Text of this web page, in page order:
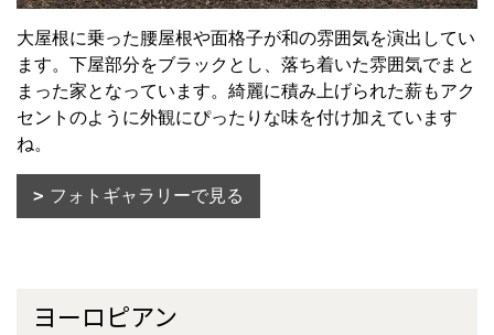
大屋根に乗った腰屋根や面格子が和の雰囲気を演出してい
ます。下屋部分をブラックとし、落ち着いた雰囲気でまと
まった家となっています。綺麗に積み上げられた薪もアク
セントのように外観にぴったりな味を付け加えています
ね。
フォトギャラリーで見る
ヨーロピアン